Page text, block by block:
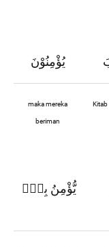
يُؤْمِنُوْنَ
maka mereka
beriman
Kitab
يُّؤْمِنُ بِهٖۗ